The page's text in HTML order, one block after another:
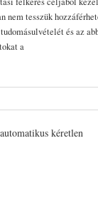
nem tesszük
és az
a
kéretlen